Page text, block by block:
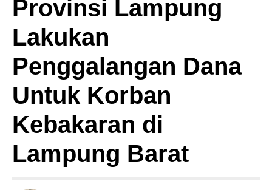
Provinsi Lampung
Lakukan
Penggalangan Dana
Untuk Korban
Kebakaran di
Lampung Barat